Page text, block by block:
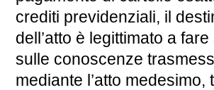
crediti previdenziali, il
dell’atto è legittimato a
sulle conoscenze
mediante l’atto medesimo,